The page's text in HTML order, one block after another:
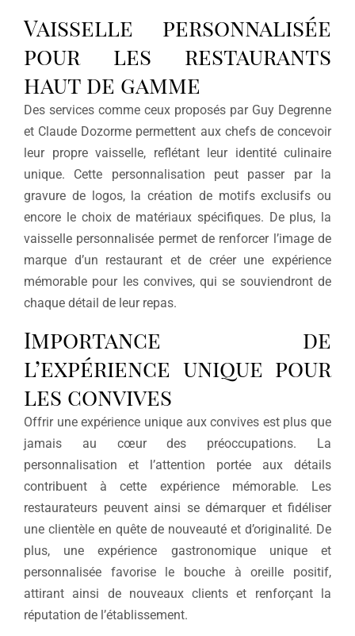
Vaisselle personnalisée
pour les restaurants
haut de gamme
Des services comme ceux proposés par Guy Degrenne
et Claude Dozorme permettent aux chefs de concevoir
leur propre vaisselle, reflétant leur identité culinaire
unique. Cette personnalisation peut passer par la
gravure de logos, la création de motifs exclusifs ou
encore le choix de matériaux spécifiques. De plus, la
vaisselle personnalisée permet de renforcer l’image de
marque d’un restaurant et de créer une expérience
mémorable pour les convives, qui se souviendront de
chaque détail de leur repas.
Importance de
l’expérience unique pour
les convives
Offrir une expérience unique aux convives est plus que
jamais au cœur des préoccupations. La
personnalisation et l’attention portée aux détails
contribuent à cette expérience mémorable. Les
restaurateurs peuvent ainsi se démarquer et fidéliser
une clientèle en quête de nouveauté et d’originalité. De
plus, une expérience gastronomique unique et
personnalisée favorise le bouche à oreille positif,
attirant ainsi de nouveaux clients et renforçant la
réputation de l’établissement.